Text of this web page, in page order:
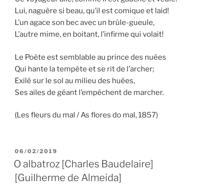
Lui, naguère si beau, qu’il est comique et laid!
L’un agace son bec avec un brûle-gueule,
L’autre mime, en boitant, l’infirme qui volait!
Le Poète est semblable au prince des nuées
Qui hante la tempête et se rit de l’archer;
Exilé sur le sol au milieu des huées,
Ses ailes de géant l’empêchent de marcher.
(Les fleurs du mal / As flores do mal, 1857)
PUBLICADO
EM
06/02/2019
O albatroz [Charles Baudelaire]
[Guilherme de Almeida]